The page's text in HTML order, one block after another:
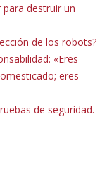
destruir un
de los robots?
«Eres
eres
de seguridad.